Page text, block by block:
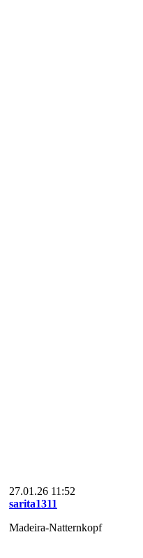
27.01.26 11:52
sarita1311
Madeira-Natternkopf